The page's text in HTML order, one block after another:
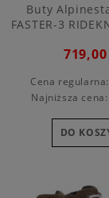
Buty
FASTER-3
719,00
Cena
Najniższa
DO